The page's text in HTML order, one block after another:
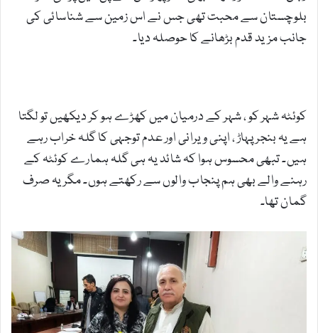
بلوچستان سے محبت تھی جس نے اس زمین سے شناسائی کی
جانب مزید قدم بڑھانے کا حوصلہ دیا۔
کوئٹہ شہر کو ، شہر کے درمیان میں کھڑے ہو کر دیکھیں تو لگتا
ہے یہ بنجر پہاڑ ، اپنی ویرانی اور عدم توجہی کا گلہ خراب رہے
ہیں۔ تبھی محسوس ہوا کہ شائد یہ ہی گلہ ہمارے کوئٹہ کے
رہنے والے بھی ہم پنجاب والوں سے رکھتے ہوں۔ مگر یہ صرف
گمان تھا۔